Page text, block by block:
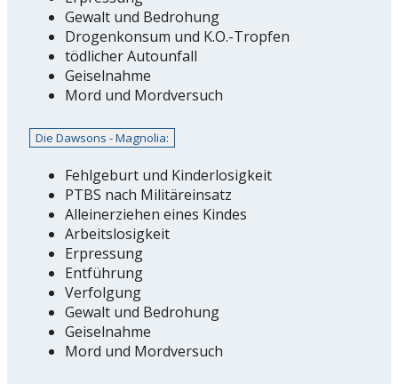
Gewalt und Bedrohung
Drogenkonsum und K.O.-Tropfen
tödlicher Autounfall
Geiselnahme
Mord und Mordversuch
Die Dawsons - Magnolia:
Fehlgeburt und Kinderlosigkeit
PTBS nach Militäreinsatz
Alleinerziehen eines Kindes
Arbeitslosigkeit
Erpressung
Entführung
Verfolgung
Gewalt und Bedrohung
Geiselnahme
Mord und Mordversuch